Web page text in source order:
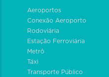
Aeroportos
Conexão Aeroporto
Rodoviária
Estação Ferroviária
Metrô
Táxi
Transporte Público